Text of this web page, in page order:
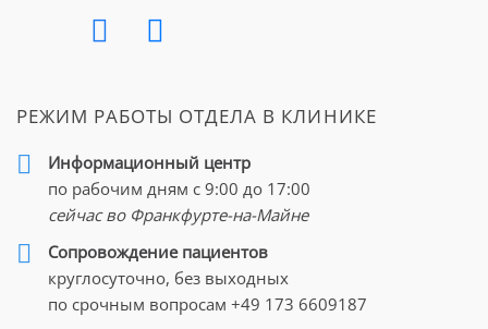
РЕЖИМ РАБОТЫ ОТДЕЛА В КЛИНИКЕ
Информационный центр
по рабочим дням с 9:00 до 17:00
сейчас во Франкфурте-на-Майне
Cопровождение пациентов
круглосуточно, без выходных
по срочным вопросам +49 173 6609187